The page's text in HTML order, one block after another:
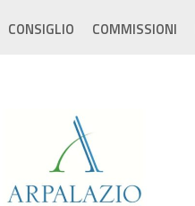
CONSIGLIO COMMISSIONI